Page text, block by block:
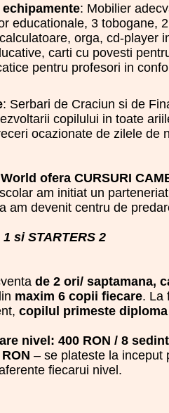
: Mobilier
educationale, 3 tobogane,
orga, cd-player
carti cu povesti
pentru profesori in
: Serbari de Craciun si de
copilului in toate
ocazionate de zilele de
ofera CURSURI
am initiat un
am devenit centru de
si STARTERS 2
de 2 ori/ saptamana,
maxim 6 copii fiecare. La
copilul primeste
nivel: 400 RON / 8
– se plateste la inceput
fiecarui nivel.